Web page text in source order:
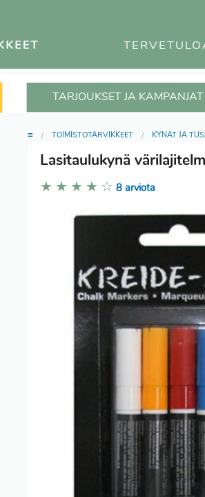
TARJOUKSET JA KAMPANJAT
≡ TOIMISTOTARVIKKEET KYNÄT JA
Lasitaulukynä
★ ★ ★ ★ ☆ 8 arviota